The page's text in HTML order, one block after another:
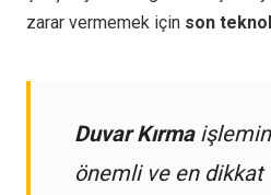
zarar vermemek için son
Duvar Kırma
önemli ve en